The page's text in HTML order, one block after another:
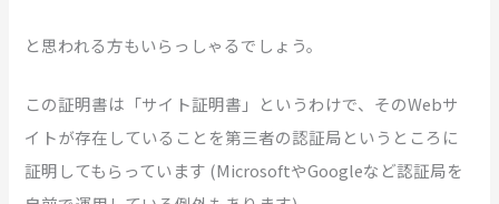
と思われる方もいらっしゃるでしょう。
この証明書は「サイト証明書」というわけで、そのWebサ
イトが存在していることを第三者の認証局というところに
証明してもらっています (MicrosoftやGoogleなど認証局を